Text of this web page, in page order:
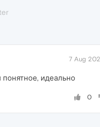
7 Aug
понятное, идеально
0